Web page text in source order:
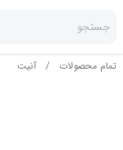
جستجو
تمام محصولات / آنیت